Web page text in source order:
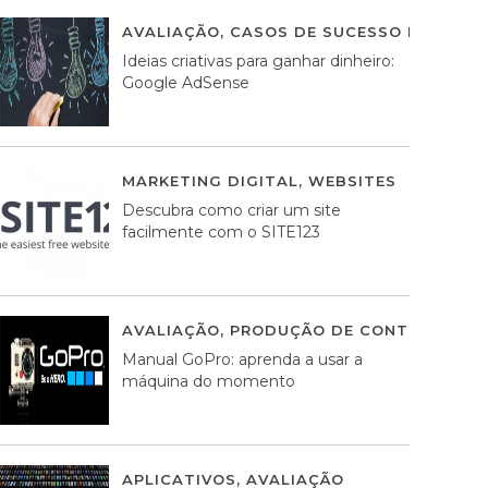
AVALIAÇÃO, CASOS DE SUCESSO DE
Ideias criativas para ganhar dinheiro:
Google AdSense
MARKETING DIGITAL, WEBSITES
Descubra como criar um site
facilmente com o SITE123
AVALIAÇÃO, PRODUÇÃO DE CONTEÚDOS
Manual GoPro: aprenda a usar a
máquina do momento
APLICATIVOS, AVALIAÇÃO